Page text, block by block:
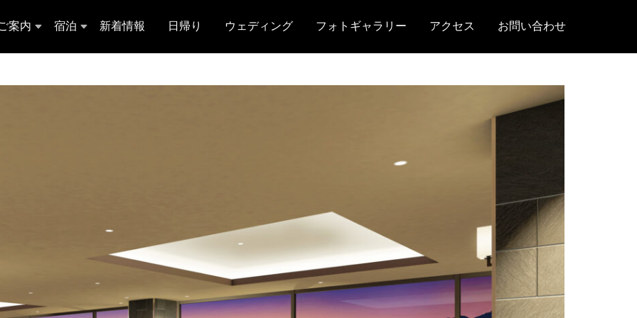
案内 宿泊 新着情報 日帰り ウェディング フォトギャラリー アクセス お問い合わせ